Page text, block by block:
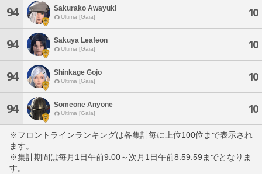
94 Sakurako Awayuki
Ultima [Gaia] 10
94 Sakuya Leafeon
Ultima [Gaia] 10
94 Shinkage Gojo
Ultima [Gaia] 10
94 Someone Anyone
Ultima [Gaia] 10
※フロントラインランキングは各集計毎に上位100位まで表示され
ます。
※集計期間は毎月1日午前9:00～次月1日午前8:59:59までとなりま
す。